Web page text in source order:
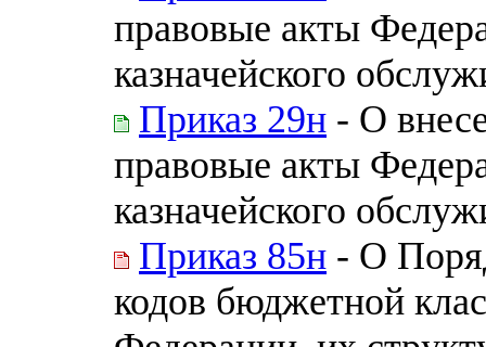
правовые акты
казначейского
Приказ 29н - О
правовые акты
казначейского
Приказ 85н - О
кодов бюджетной